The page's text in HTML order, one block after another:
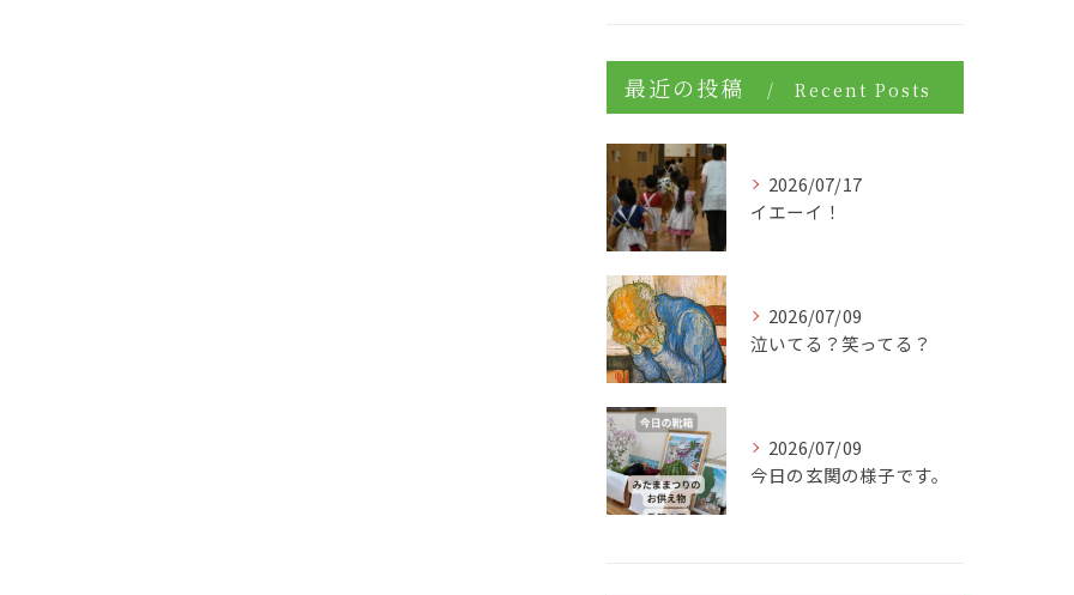
最近の投稿 Recent Posts
2026/07/17
イエーイ！
2026/07/09
泣いてる？笑ってる？
2026/07/09
今日の玄関の様子です。